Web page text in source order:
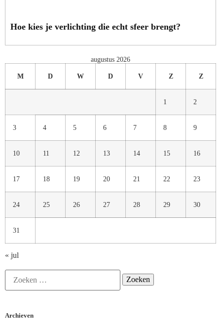
Hoe kies je verlichting die echt sfeer brengt?
augustus 2026
M D W D V Z Z
1 2
3 4 5 6 7 8 9
10 11 12 13 14 15 16
17 18 19 20 21 22 23
24 25 26 27 28 29 30
31
« jul
Archieven